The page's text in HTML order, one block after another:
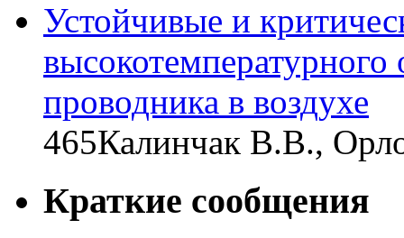
Устойчивые и
проводника в воздухе
465Калинчак В.В.,
Краткие сообщения